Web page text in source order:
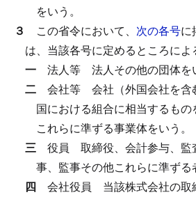
をいう。
３ この省令において、 次の各号に
は、当該各号に定めるところによ
一 法人等
法人その他の団体を
二 会社等
会社（外国会社を
国における組合に相当するも
これらに準ずる事業体をいう。
三 役員
取締役、会計参与、
事、監事その他これらに準ずる
四 会社役員
当該株式会社の取